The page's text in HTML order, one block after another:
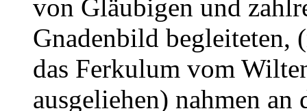
von Gläubigen und
Gnadenbild begleiteten,
das Ferkulum vom
ausgeliehen) nahmen